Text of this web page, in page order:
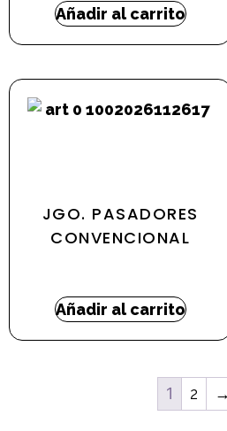
Añadir al carrito
JGO. PASADORES
CONVENCIONAL
Añadir al carrito
1 2 →